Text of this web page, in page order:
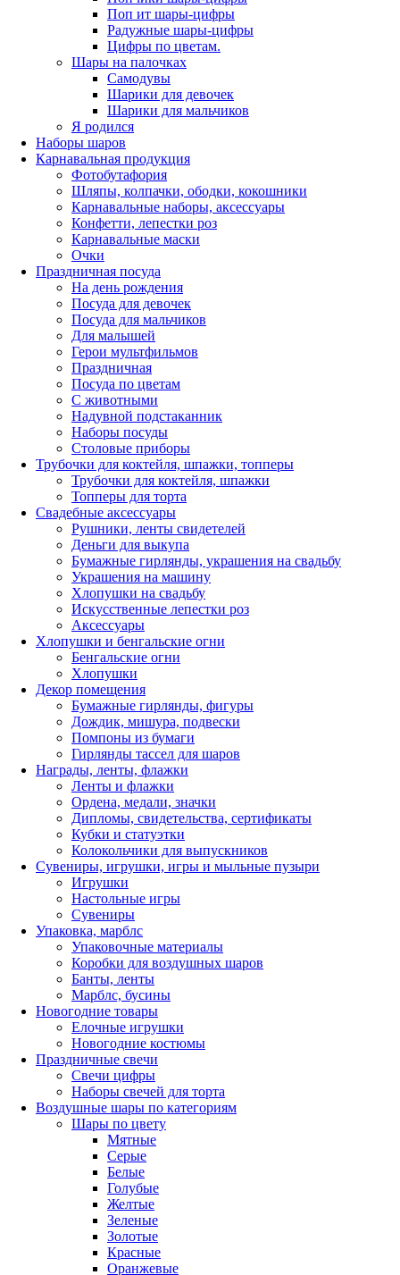
Поп ит шары-цифры
Радужные шары-цифры
Цифры по цветам.
Шары на палочках
Самодувы
Шарики для девочек
Шарики для мальчиков
Я родился
Наборы шаров
Карнавальная продукция
Фотобутафория
Шляпы, колпачки, ободки, кокошники
Карнавальные наборы, аксессуары
Конфетти, лепестки роз
Карнавальные маски
Очки
Праздничная посуда
На день рождения
Посуда для девочек
Посуда для мальчиков
Для малышей
Герои мультфильмов
Праздничная
Посуда по цветам
С животными
Надувной подстаканник
Наборы посуды
Столовые приборы
Трубочки для коктейля, шпажки, топперы
Трубочки для коктейля, шпажки
Топперы для торта
Свадебные аксессуары
Рушники, ленты свидетелей
Деньги для выкупа
Бумажные гирлянды, украшения на свадьбу
Украшения на машину
Хлопушки на свадьбу
Искусственные лепестки роз
Аксессуары
Хлопушки и бенгальские огни
Бенгальские огни
Хлопушки
Декор помещения
Бумажные гирлянды, фигуры
Дождик, мишура, подвески
Помпоны из бумаги
Гирлянды тассел для шаров
Награды, ленты, флажки
Ленты и флажки
Ордена, медали, значки
Дипломы, свидетельства, сертификаты
Кубки и статуэтки
Колокольчики для выпускников
Сувениры, игрушки, игры и мыльные пузыри
Игрушки
Настольные игры
Сувениры
Упаковка, марблс
Упаковочные материалы
Коробки для воздушных шаров
Банты, ленты
Марблс, бусины
Новогодние товары
Елочные игрушки
Новогодние костюмы
Праздничные свечи
Свечи цифры
Наборы свечей для торта
Воздушные шары по категориям
Шары по цвету
Мятные
Серые
Белые
Голубые
Желтые
Зеленые
Золотые
Красные
Оранжевые